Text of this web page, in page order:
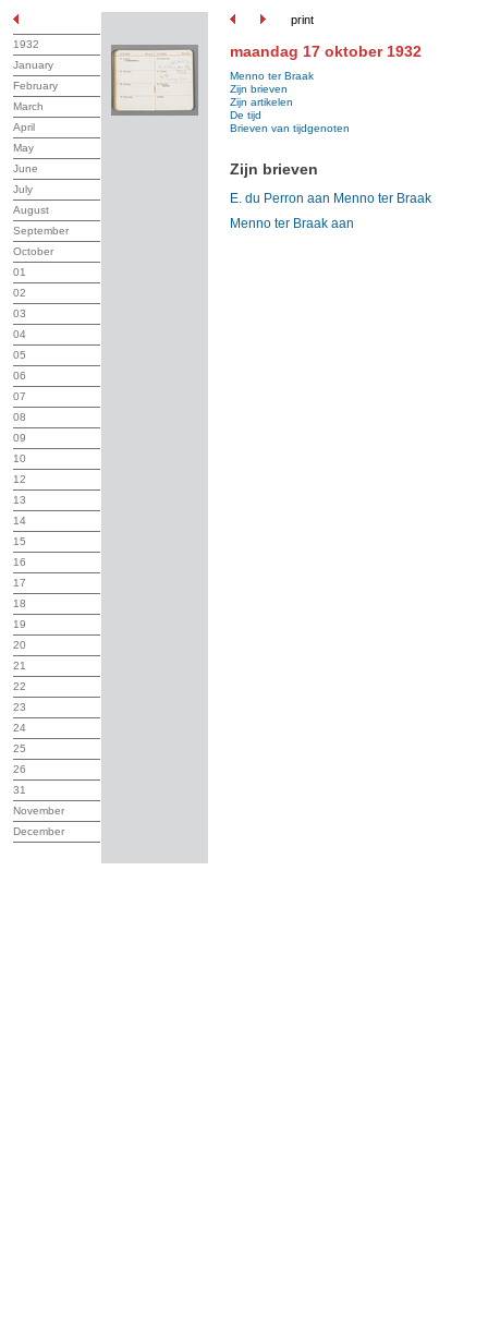
print
1932
January
February
March
April
May
June
July
August
September
October
01
02
03
04
05
06
07
08
09
10
12
13
14
15
16
17
18
19
20
21
22
23
24
25
26
31
November
December
maandag 17 oktober 1932
Menno ter Braak
Zijn brieven
Zijn artikelen
De tijd
Brieven van tijdgenoten
Zijn brieven
E. du Perron aan Menno ter Braak
Menno ter Braak aan